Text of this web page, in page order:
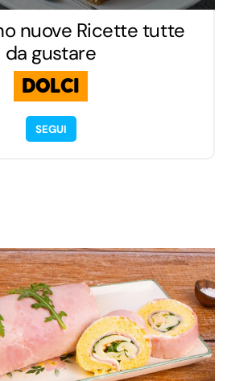
nuove Ricette tutte
da gustare
DOLCI
SEGUI